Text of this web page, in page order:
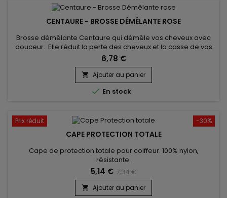
CENTAURE - BROSSE DÉMÊLANTE ROSE
Brosse démêlante Centaure qui démêle vos cheveux avec
douceur. Elle réduit la perte des cheveux et la casse de vos
pointes davantage qu’une brosse classique. Elle est équipée
de picots souples qui protègent vos cheveux lors du
démêlage afin de garantir un résultat soyeux et sain.
Convient à tous types de cheveux.
6,78 €
 Ajouter au panier
 En stock
-30%
Prix réduit
CAPE PROTECTION TOTALE
Cape de protection totale pour coiffeur. 100% nylon,
résistante.
5,14 € 7,34 €
 Ajouter au panier